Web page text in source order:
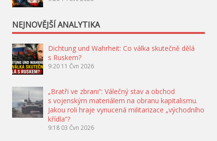
NEJNOVĚJŠÍ ANALYTIKA
Dichtung und Wahrheit: Co válka skutečně dělá
s Ruskem?
9:20 11 Čvn 2026
„Bratři ve zbrani“: Válečný stav a obchod
s vojenským materiálem na obranu kapitalismu.
Jakou roli hraje vynucená militarizace „východního
křídla“?
9:18 03 Čvn 2026